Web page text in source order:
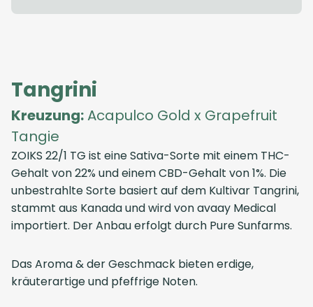
Tangrini
Kreuzung:Acapulco Gold x Grapefruit
Tangie
ZOIKS 22/1 TG ist eine Sativa-Sorte mit einem THC-
Gehalt von 22% und einem CBD-Gehalt von 1%. Die
unbestrahlte Sorte basiert auf dem Kultivar Tangrini,
stammt aus Kanada und wird von avaay Medical
importiert. Der Anbau erfolgt durch Pure Sunfarms.
Das Aroma & der Geschmack bieten erdige,
kräuterartige und pfeffrige Noten.